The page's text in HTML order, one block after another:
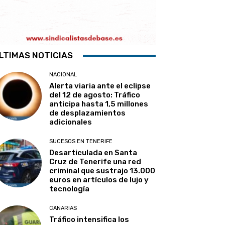
NOTICIAS
NACIONAL
Alerta viaria ante el eclipse
del 12 de agosto: Tráfico
anticipa hasta 1,5 millones
de desplazamientos
adicionales
SUCESOS EN TENERIFE
Desarticulada en Santa
Cruz de Tenerife una red
criminal que sustrajo 13.000
euros en artículos de lujo y
tecnología
CANARIAS
Tráfico intensifica los